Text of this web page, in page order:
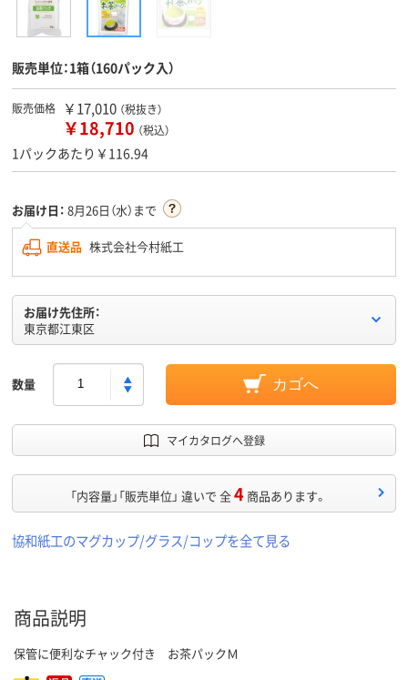
販売単位：1箱（160パック入）
販売価格 ￥17,010 （税抜き）
￥18,710 （税込）
1パックあたり￥116.94
お届け日： 8月26日（水）まで
直送品 株式会社今村紙工
お届け先住所：
東京都江東区
数量 カゴへ
マイカタログへ登録
「内容量」「販売単位」 違いで 全4 商品あります。
協和紙工のマグカップ/グラス/コップを全て見る
商品説明
保管に便利なチャック付き お茶パックＭ